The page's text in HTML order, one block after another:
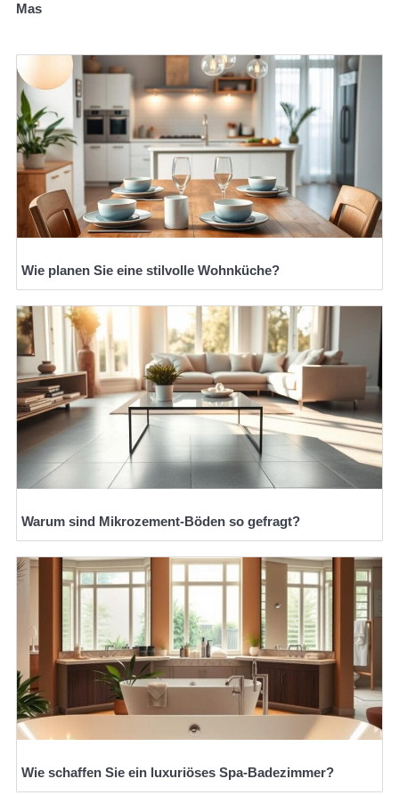
Mas
Wie planen Sie eine stilvolle Wohnküche?
Warum sind Mikrozement-Böden so gefragt?
Wie schaffen Sie ein luxuriöses Spa-Badezimmer?